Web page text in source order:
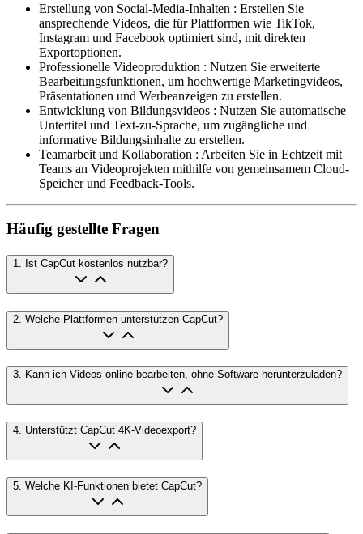
Erstellung von Social-Media-Inhalten : Erstellen Sie
ansprechende Videos, die für Plattformen wie TikTok,
Instagram und Facebook optimiert sind, mit direkten
Exportoptionen.
Professionelle Videoproduktion : Nutzen Sie erweiterte
Bearbeitungsfunktionen, um hochwertige Marketingvideos,
Präsentationen und Werbeanzeigen zu erstellen.
Entwicklung von Bildungsvideos : Nutzen Sie automatische
Untertitel und Text-zu-Sprache, um zugängliche und
informative Bildungsinhalte zu erstellen.
Teamarbeit und Kollaboration : Arbeiten Sie in Echtzeit mit
Teams an Videoprojekten mithilfe von gemeinsamem Cloud-
Speicher und Feedback-Tools.
Häufig gestellte Fragen
1 Ist CapCut kostenlos nutzbar?
2 Welche Plattformen unterstützen CapCut?
3. Kann ich Videos online bearbeiten, ohne Software herunterzuladen?
4. Unterstützt CapCut 4K-Videoexport?
5 Welche KI-Funktionen bietet CapCut?